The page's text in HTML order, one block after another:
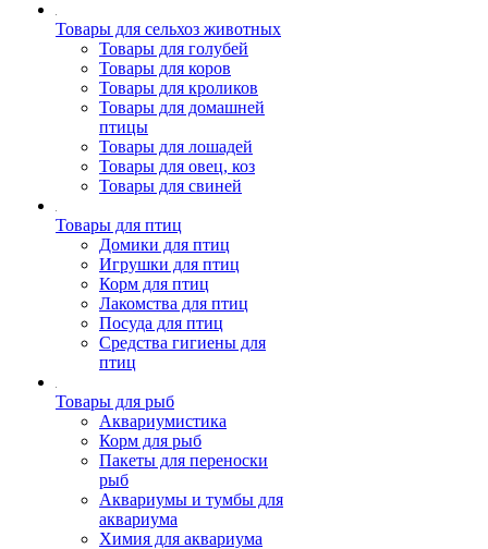
Товары для сельхоз животных
Товары для голубей
Товары для коров
Товары для кроликов
Товары для домашней
птицы
Товары для лошадей
Товары для овец, коз
Товары для свиней
Товары для птиц
Домики для птиц
Игрушки для птиц
Корм для птиц
Лакомства для птиц
Посуда для птиц
Средства гигиены для
птиц
Товары для рыб
Аквариумистика
Корм для рыб
Пакеты для переноски
рыб
Аквариумы и тумбы для
аквариума
Химия для аквариума